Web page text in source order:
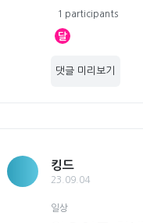
1 participants
달
댓글 미리보기
킹드
23.09.04
일상